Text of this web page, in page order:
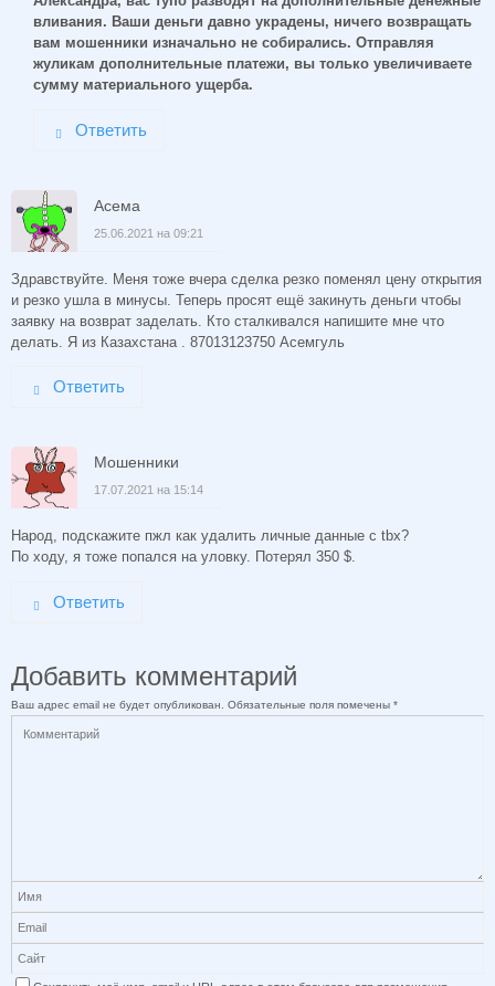
вливания. Ваши деньги давно украдены, ничего возвращать
вам мошенники изначально не собирались. Отправляя
жуликам дополнительные платежи, вы только увеличиваете
сумму материального ущерба.
Ответить
Асема
25.06.2021 на 09:21
Здравствуйте. Меня тоже вчера сделка резко поменял цену открытия
и резко ушла в минусы. Теперь просят ещё закинуть деньги чтобы
заявку на возврат заделать. Кто сталкивался напишите мне что
делать. Я из Казахстана . 87013123750 Асемгуль
Ответить
Мошенники
17.07.2021 на 15:14
Народ, подскажите пжл как удалить личные данные с tbx?
По ходу, я тоже попался на уловку. Потерял 350 $.
Ответить
Добавить комментарий
Ваш адрес email не будет опубликован. Обязательные поля помечены *